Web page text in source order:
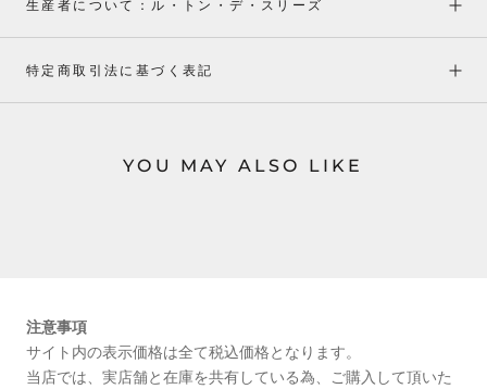
生産者について：ル・トン・デ・スリーズ
特定商取引法に基づく表記
YOU MAY ALSO LIKE
注意事項
サイト内の表示価格は全て税込価格となります。
当店では、実店舗と在庫を共有している為、ご購入して頂いた